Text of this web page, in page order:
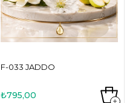
F-033 JADDO
₺795,00